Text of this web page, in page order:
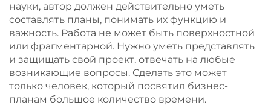
науки, автор должен действительно уметь
составлять планы, понимать их функцию и
важность. Работа не может быть поверхностной
или фрагментарной. Нужно уметь представлять
и защищать свой проект, отвечать на любые
возникающие вопросы. Сделать это может
только человек, который посвятил бизнес-
планам большое количество времени.